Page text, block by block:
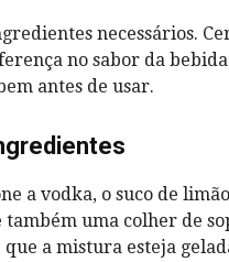
necessários.
no sabor da
antes de usar.
a vodka, o suco de
uma colher de
a mistura esteja